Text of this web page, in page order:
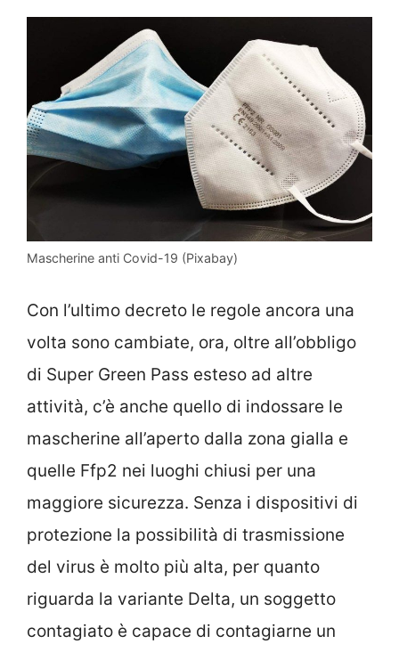
Mascherine anti Covid-19 (Pixabay)
Con l’ultimo decreto le regole ancora una
volta sono cambiate, ora, oltre all’obbligo
di Super Green Pass esteso ad altre
attività, c’è anche quello di indossare le
mascherine all’aperto dalla zona gialla e
quelle Ffp2 nei luoghi chiusi per una
maggiore sicurezza. Senza i dispositivi di
protezione la possibilità di trasmissione
del virus è molto più alta, per quanto
riguarda la variante Delta, un soggetto
contagiato è capace di contagiarne un